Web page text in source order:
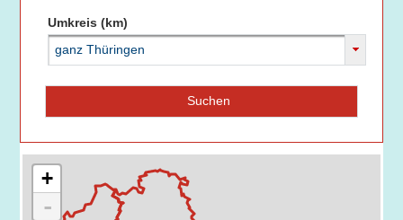
Umkreis (km)
ganz Thüringen
Suchen
+
-